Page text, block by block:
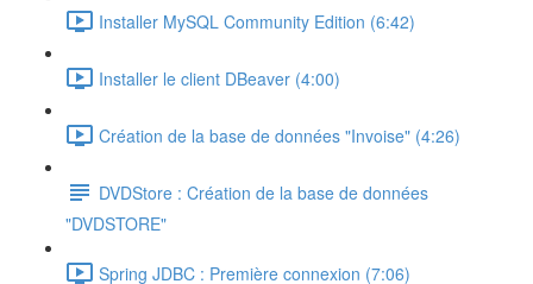
Installer MySQL Community Edition (6:42)
Installer le client DBeaver (4:00)
Création de la base de données "Invoise" (4:26)
DVDStore : Création de la base de données
"DVDSTORE"
Spring JDBC : Première connexion (7:06)